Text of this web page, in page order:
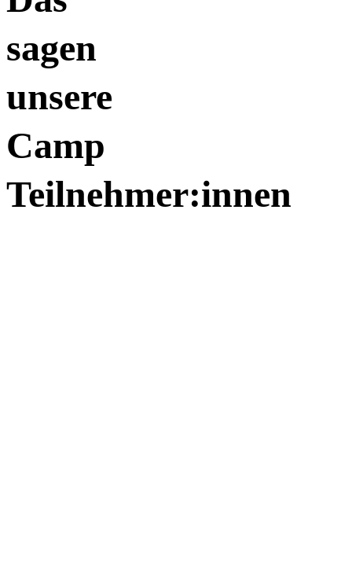
sagen
unsere
Camp
Teilnehmer:innen